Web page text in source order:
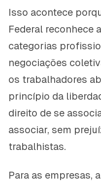
Isso acontece
Federal reconhece
categorias
negociações
os trabalhadores
princípio da
direito de se
associar, sem
trabalhistas.
Para as empresas,